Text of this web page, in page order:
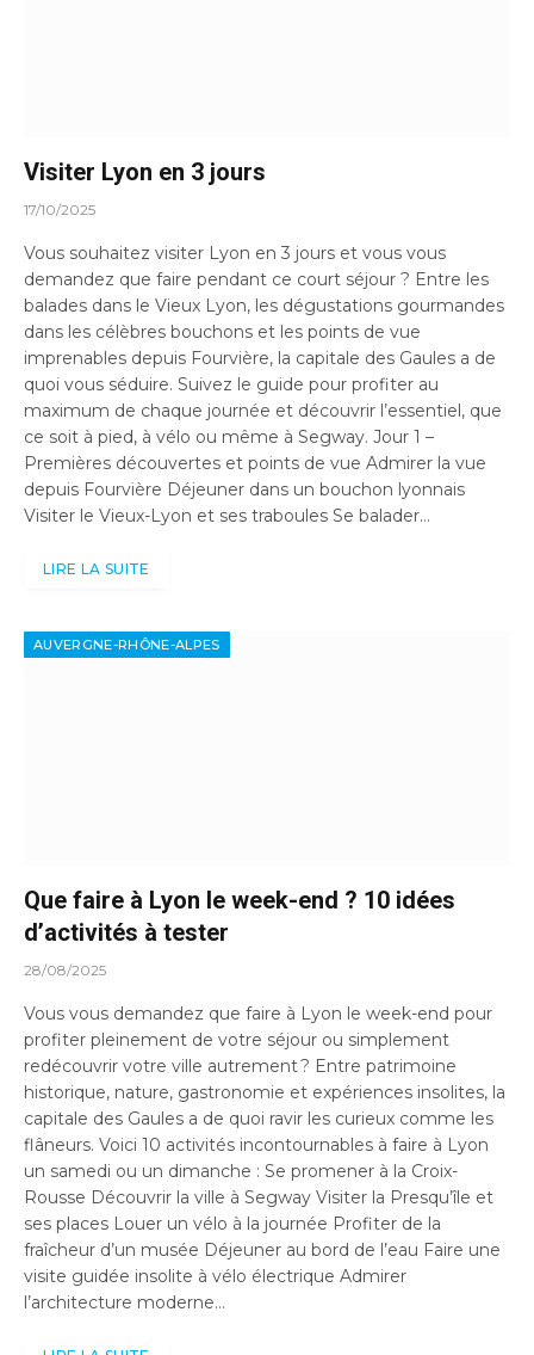
Visiter Lyon en 3 jours
17/10/2025
Vous souhaitez visiter Lyon en 3 jours et vous vous
demandez que faire pendant ce court séjour ? Entre les
balades dans le Vieux Lyon, les dégustations gourmandes
dans les célèbres bouchons et les points de vue
imprenables depuis Fourvière, la capitale des Gaules a de
quoi vous séduire. Suivez le guide pour profiter au
maximum de chaque journée et découvrir l’essentiel, que
ce soit à pied, à vélo ou même à Segway. Jour 1 –
Premières découvertes et points de vue Admirer la vue
depuis Fourvière Déjeuner dans un bouchon lyonnais
Visiter le Vieux-Lyon et ses traboules Se balader…
LIRE LA SUITE
AUVERGNE-RHÔNE-ALPES
Que faire à Lyon le week-end ? 10 idées
d’activités à tester
28/08/2025
Vous vous demandez que faire à Lyon le week-end pour
profiter pleinement de votre séjour ou simplement
redécouvrir votre ville autrement ? Entre patrimoine
historique, nature, gastronomie et expériences insolites, la
capitale des Gaules a de quoi ravir les curieux comme les
flâneurs. Voici 10 activités incontournables à faire à Lyon
un samedi ou un dimanche : Se promener à la Croix-
Rousse Découvrir la ville à Segway Visiter la Presqu’île et
ses places Louer un vélo à la journée Profiter de la
fraîcheur d’un musée Déjeuner au bord de l’eau Faire une
visite guidée insolite à vélo électrique Admirer
l’architecture moderne…